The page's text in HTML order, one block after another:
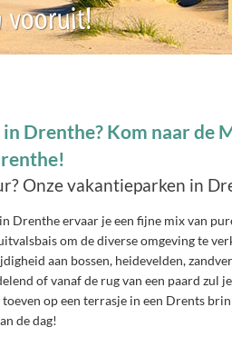
vooruit!
Drenthe? Kom naar de
Onze vakantieparken in
Drenthe ervaar je een fijne mix van
om de diverse omgeving te
aan bossen, heidevelden,
of vanaf de rug van een paard zul
op een terrasje in een Drents
de dag!